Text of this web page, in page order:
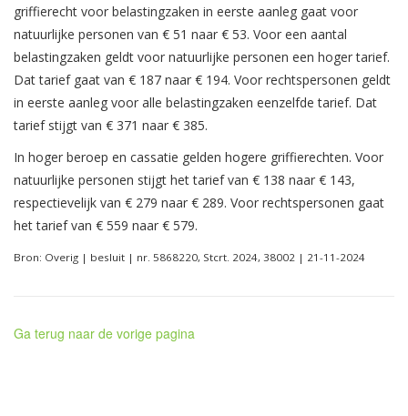
griffierecht voor belastingzaken in eerste aanleg gaat voor
natuurlijke personen van € 51 naar € 53. Voor een aantal
belastingzaken geldt voor natuurlijke personen een hoger tarief.
Dat tarief gaat van € 187 naar € 194. Voor rechtspersonen geldt
in eerste aanleg voor alle belastingzaken eenzelfde tarief. Dat
tarief stijgt van € 371 naar € 385.
In hoger beroep en cassatie gelden hogere griffierechten. Voor
natuurlijke personen stijgt het tarief van € 138 naar € 143,
respectievelijk van € 279 naar € 289. Voor rechtspersonen gaat
het tarief van € 559 naar € 579.
Bron: Overig | besluit | nr. 5868220, Stcrt. 2024, 38002 | 21-11-2024
Ga terug naar de vorige pagina